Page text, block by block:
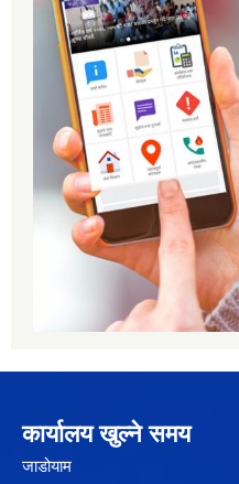
कार्यालय खुल्ने समय
जाडोयाम